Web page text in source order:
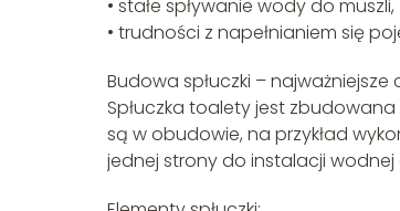
• stałe spływanie wody do muszli,
• trudności z napełnianiem się
Budowa spłuczki – najważniejsze
Spłuczka toalety jest
są w obudowie, na przykład
jednej strony do instalacji